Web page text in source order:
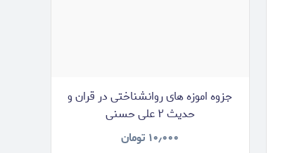
جزوه اموزه های روانشناختی در قران و
حدیث ۲ علی حسنی
۱۰٫۰۰۰ تومان